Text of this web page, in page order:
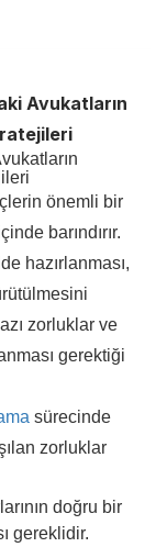
Avukatların
önemli bir
barındırır.
hazırlanması,
zorluklar ve
gerektiği
sürecinde
zorluklar
doğru bir
gereklidir.